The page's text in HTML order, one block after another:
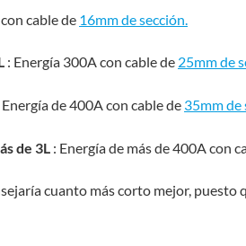
cable de 16mm de sección.
: Energía 300A con cable de 25mm de
Energía de 400A con cable de 35mm de
de 3L : Energía de más de 400A con
cuanto más corto mejor,